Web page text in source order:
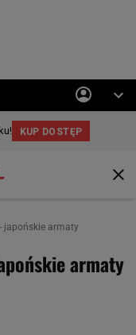
japońskie armaty
armaty